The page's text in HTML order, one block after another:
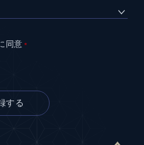
同意 ＊